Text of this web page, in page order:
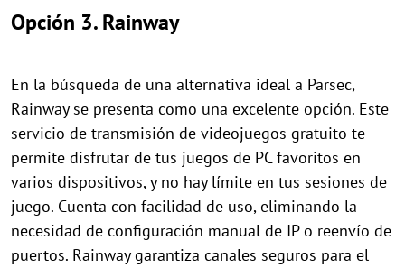
Opción 3. Rainway
En la búsqueda de una alternativa ideal a Parsec,
Rainway se presenta como una excelente opción. Este
servicio de transmisión de videojuegos gratuito te
permite disfrutar de tus juegos de PC favoritos en
varios dispositivos, y no hay límite en tus sesiones de
juego. Cuenta con facilidad de uso, eliminando la
necesidad de configuración manual de IP o reenvío de
puertos. Rainway garantiza canales seguros para el